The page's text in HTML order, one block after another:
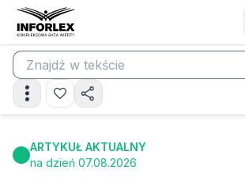
ARTYKUŁ AKTUALNY
na dzień 07.08.2026